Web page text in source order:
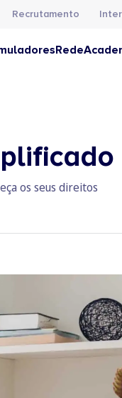
Recrutamento
Rede
os seus direitos